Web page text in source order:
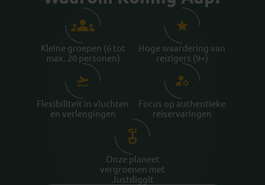
Kleine groepen (6 tot
max. 20 personen)
Hoge waardering van
reizigers (9+)
Flexibiliteit in vluchten
en verlengingen
Focus op authentieke
reiservaringen
Onze planeet
vergroenen met
Justdiggit